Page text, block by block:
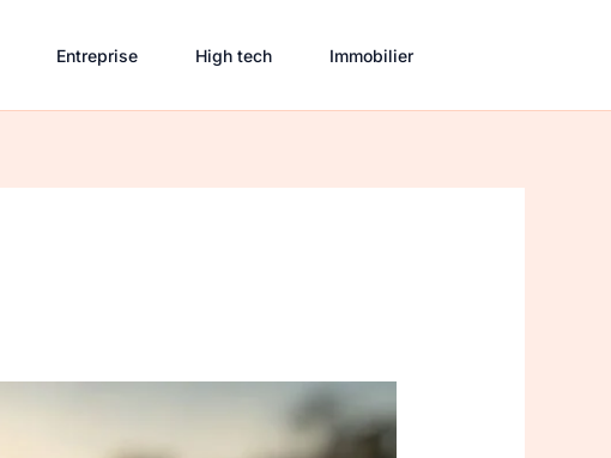
Entreprise High tech Immobilier